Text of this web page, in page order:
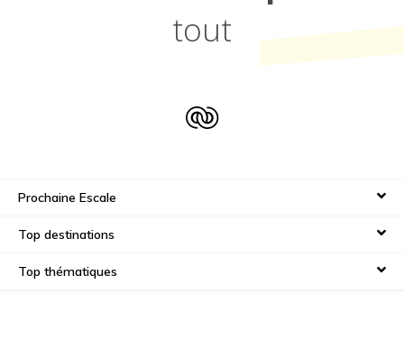
tout
Prochaine Escale
Top destinations
Top thématiques